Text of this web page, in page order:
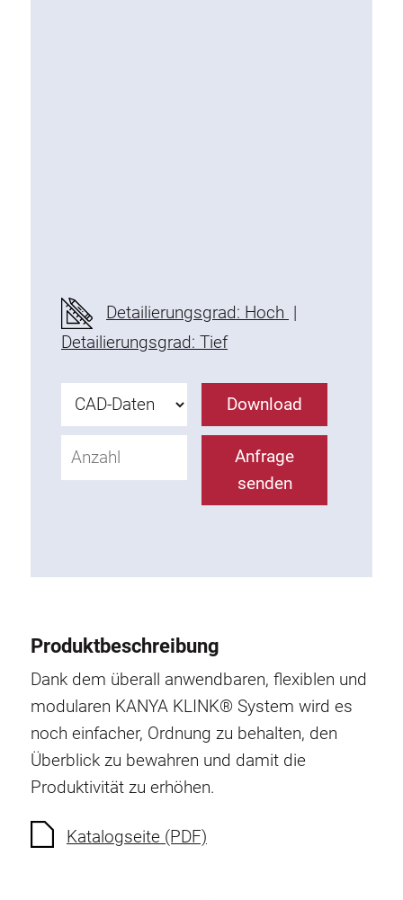
Druckluft
Behälter
Detailierungsgrad: Hoch |
Detailierungsgrad: Tief
Download
Anfrage
senden
Produktbeschreibung
Dank dem überall anwendbaren, flexiblen und
modularen KANYA KLINK® System wird es
noch einfacher, Ordnung zu behalten, den
Überblick zu bewahren und damit die
Produktivität zu erhöhen.
Katalogseite (PDF)